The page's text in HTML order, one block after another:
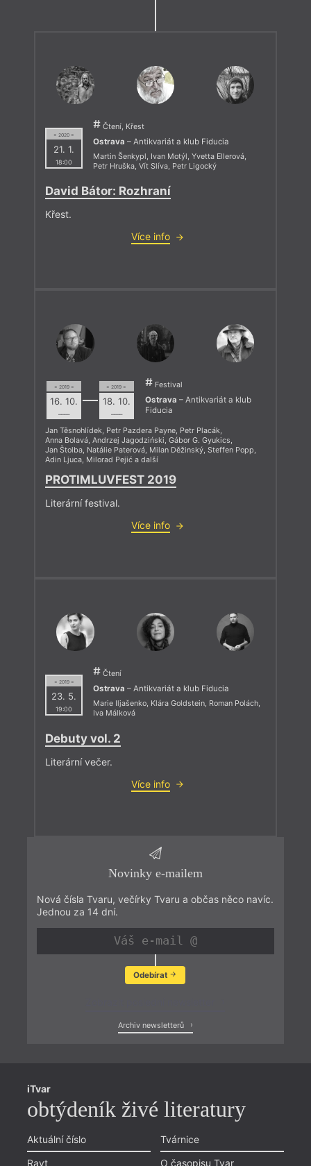
= 2020 =
21. 1.
18:00
Čtení, Křest
Ostrava – Antikvariát a klub Fiducia
Martin Šenkypl Ivan Motýl Yvetta Ellerová
Petr Hruška Vít Slíva Petr Ligocký
David Bátor: Rozhraní
Křest.
Více info
= 2019 =
16. 10.
––––
= 2019 =
18. 10.
––––
Festival
Ostrava – Antikvariát a klub
Fiducia
Jan Těsnohlídek, Petr Pazdera Payne, Petr Placák,
Anna Bolavá, Andrzej Jagodziński, Gábor G. Gyukics,
Jan Štolba, Natálie Paterová, Milan Děžinský, Steffen Popp,
Adin Ljuca, Milorad Pejić a další
PROTIMLUVFEST 2019
Literární festival.
Více info
= 2019 =
23. 5.
19:00
Čtení
Ostrava – Antikvariát a klub Fiducia
Marie Iljašenko, Klára Goldstein, Roman Polách,
Iva Málková
Debuty vol. 2
Literární večer.
Více info
Novinky e-mailem
Nová čísla Tvaru, večírky Tvaru a občas něco navíc.
Jednou za 14 dní.
Odebírat
Archiv newsletterů
iTvar
obtýdeník živé literatury
Aktuální číslo
Ravt
Tvárnice
O časopisu Tvar